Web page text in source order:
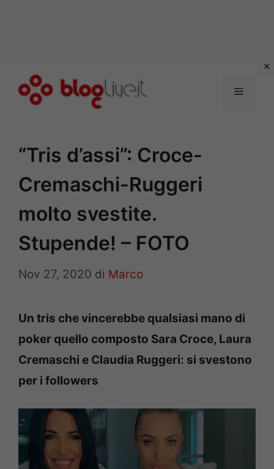
Menu
“Tris d’assi”: Croce-
Cremaschi-Ruggeri
molto svestite.
Stupende! – FOTO
Nov 27, 2020 di Marco
Un tris che vincerebbe qualsiasi mano di
poker quello composto Sara Croce, Laura
Cremaschi e Claudia Ruggeri: si svestono
per i followers